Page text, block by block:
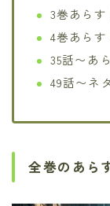
3巻あらす
4巻あらす
35話〜あ
49話〜ネ
全巻のあら